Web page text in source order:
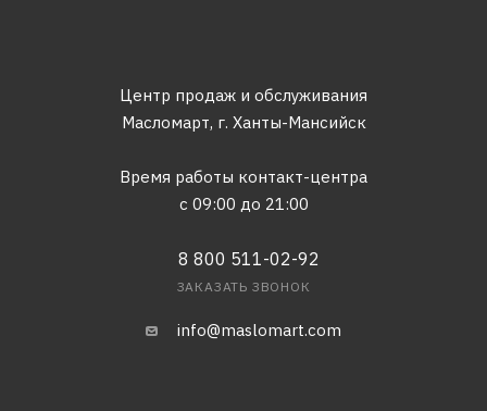
Центр продаж и обслуживания
Масломарт, г. Ханты-Мансийск
Время работы контакт-центра
с 09:00 до 21:00
8 800 511-02-92
ЗАКАЗАТЬ ЗВОНОК
info@maslomart.com